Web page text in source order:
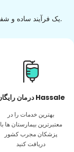
یک فرآیند ساده و شفاف را تجربه کنید تا سفر درمانی خود را از دیسکاوری تا تخلیه با یک روند آسان و روان موفقیت آمیز کنید.
درمان رایگان Hassale
بهترین خدمات را در
معتبرترین بیمارستان ها با
پزشکان مجرب کشور
دریافت کنید